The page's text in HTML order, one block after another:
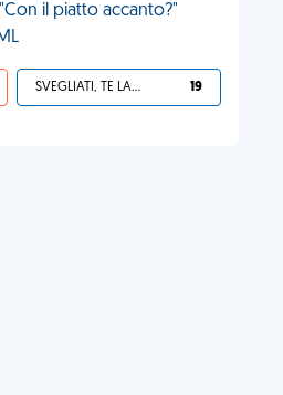
il piatto accanto?"
SVEGLIATI, TE LA SEI CERCATA! 19